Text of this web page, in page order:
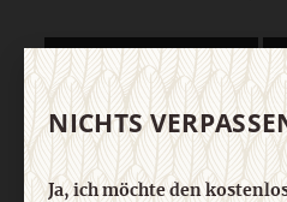
Vertrag widerrufen
NICHTS
Ja, ich möchte den